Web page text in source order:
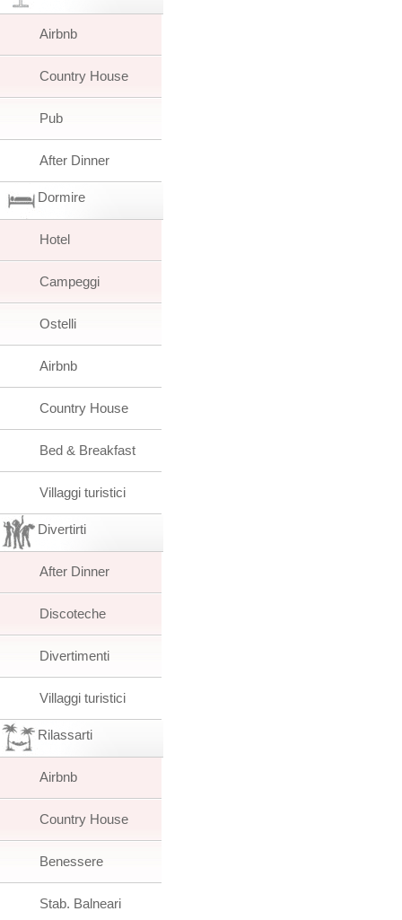
Airbnb
Country House
Pub
After Dinner
Dormire
Hotel
Campeggi
Ostelli
Airbnb
Country House
Bed & Breakfast
Villaggi turistici
Divertirti
After Dinner
Discoteche
Divertimenti
Villaggi turistici
Rilassarti
Airbnb
Country House
Benessere
Stab. Balneari